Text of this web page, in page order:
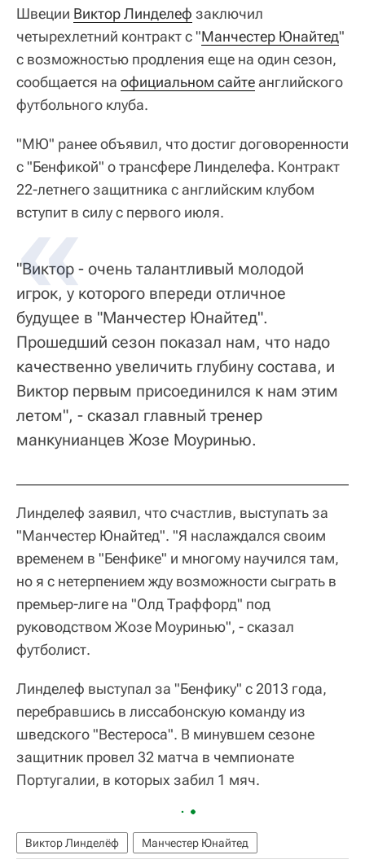
Швеции Виктор Линделеф заключил
четырехлетний контракт с "Манчестер Юнайтед"
с возможностью продления еще на один сезон,
сообщается на официальном сайтеанглийского
футбольного клуба.
"МЮ" ранее объявил, что достиг договоренности
с "Бенфикой" о трансфере Линделефа. Контракт
22-летнего защитника с английским клубом
вступит в силу с первого июля.
"Виктор - очень талантливый молодой
игрок, у которого впереди отличное
будущее в "Манчестер Юнайтед".
Прошедший сезон показал нам, что надо
качественно увеличить глубину состава, и
Виктор первым присоединился к нам этим
летом", - сказал главный тренер
манкунианцев Жозе Моуринью.
Линделеф заявил, что счастлив, выступать за
"Манчестер Юнайтед". "Я наслаждался своим
временем в "Бенфике" и многому научился там,
но я с нетерпением жду возможности сыграть в
премьер-лиге на "Олд Траффорд" под
руководством Жозе Моуринью", - сказал
футболист.
Линделеф выступал за "Бенфику" с 2013 года,
перебравшись в лиссабонскую команду из
шведского "Вестероса". В минувшем сезоне
защитник провел 32 матча в чемпионате
Португалии, в которых забил 1 мяч.
Виктор Линделёф Манчестер Юнайтед